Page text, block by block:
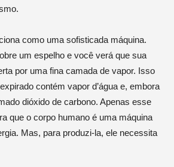
como uma sofisticada máquina.
um espelho e você verá que sua
por uma fina camada de vapor. Isso
contém vapor d’água e, embora
dióxido de carbono. Apenas esse
que o corpo humano é uma máquina
Mas, para produzi-la, ele necessita